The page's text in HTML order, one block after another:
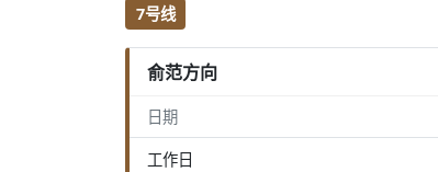
7号线
俞范方向
日期
工作日